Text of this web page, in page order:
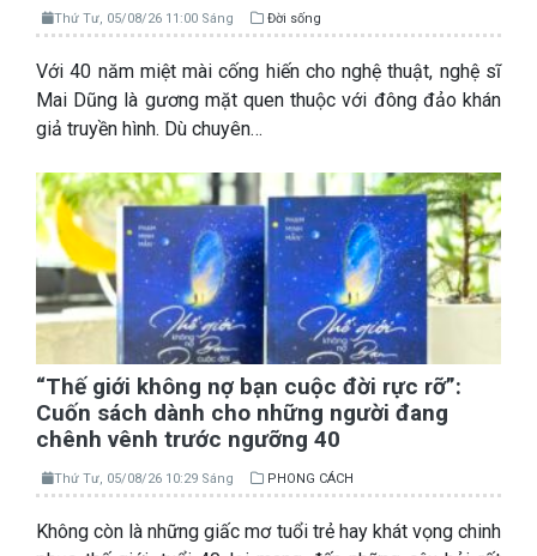
Thứ Tư, 05/08/26 11:00 Sáng Đời sống
Với 40 năm miệt mài cống hiến cho nghệ thuật, nghệ sĩ
Mai Dũng là gương mặt quen thuộc với đông đảo khán
giả truyền hình. Dù chuyên…
“Thế giới không nợ bạn cuộc đời rực rỡ”:
Cuốn sách dành cho những người đang
chênh vênh trước ngưỡng 40
Thứ Tư, 05/08/26 10:29 Sáng PHONG CÁCH
Không còn là những giấc mơ tuổi trẻ hay khát vọng chinh